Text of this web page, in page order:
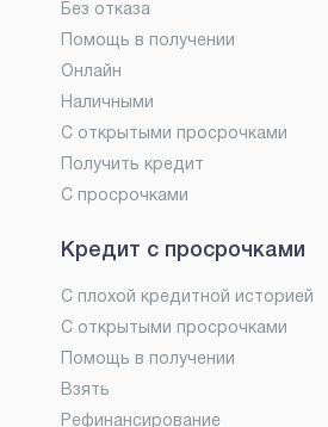
Без отказа
Помощь в получении
Онлайн
Наличными
С открытыми просрочками
Получить кредит
С просрочками
Кредит с просрочками
С плохой кредитной историей
С открытыми просрочками
Помощь в получении
Взять
Рефинансирование